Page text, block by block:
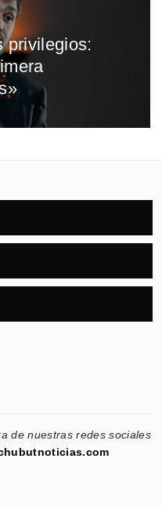
privilegios:
de nuestras redes sociales